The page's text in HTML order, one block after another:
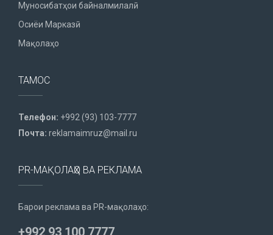
Муносибатҳои байналмилалӣ
Осиёи Марказӣ
Мақолаҳо
ТАМОС
Телефон: +992 (93) 103-7777
Почта: reklamaimruz@mail.ru
PR-МАҚОЛАҲО ВА РЕКЛАМА
Барои реклама ва PR-мақолаҳо: